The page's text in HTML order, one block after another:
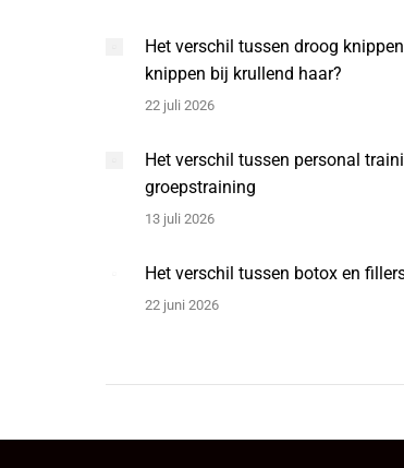
Het verschil tussen droog
knippen bij krullend haar?
22 juli 2026
Het verschil tussen personal
groepstraining
13 juli 2026
Het verschil tussen botox en
22 juni 2026